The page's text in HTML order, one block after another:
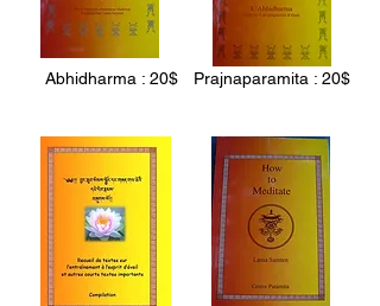
Prajnaparamita : 20$
Abhidharma : 20$